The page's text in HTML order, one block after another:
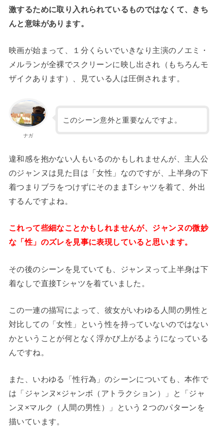
激するために取り入れられているものではなくて、きち
んと意味があります。
映画が始まって、１分くらいでいきなり主演のノエミ・
メルランが全裸でスクリーンに映し出され（もちろんモ
ザイクあります）、見ている人は圧倒されます。
ナガ
このシーン意外と重要なんですよ。
違和感を抱かない人もいるのかもしれませんが、主人公
のジャンヌは見た目は「女性」なのですが、上半身の下
着つまりブラをつけずにそのままTシャツを着て、外出
するんですよね。
これって些細なことかもしれませんが、ジャンヌの微妙
な「性」のズレを見事に表現していると思います。
その後のシーンを見ていても、ジャンヌって上半身は下
着なしで直接Tシャツを着ていました。
この一連の描写によって、彼女がいわゆる人間の男性と
対比しての「女性」という性を持っていないのではない
かということが何となく浮かび上がるようになっている
んですね。
また、いわゆる「性行為」のシーンについても、本作で
は「ジャンヌ×ジャンボ（アトラクション）」と「ジャ
ンヌ×マルク（人間の男性）」という２つのパターンを
描いています。